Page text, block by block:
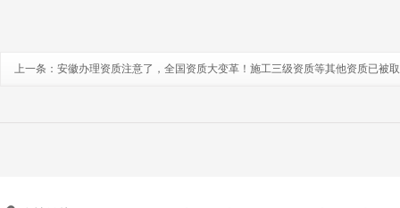
上一条： 安徽办理资质注意了，全国资质大变革！施工三级资质等其他资质已被